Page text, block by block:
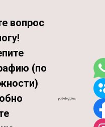
вопрос
(по